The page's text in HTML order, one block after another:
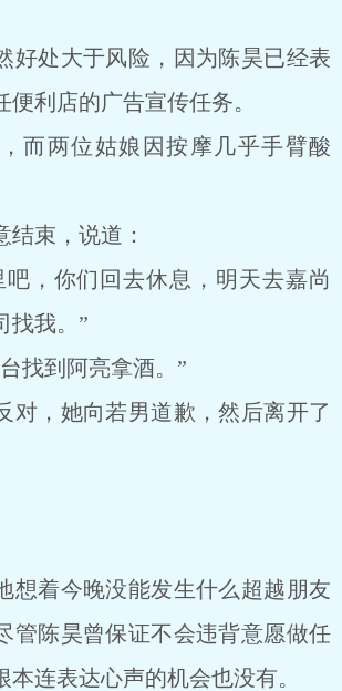
好处大于风险，因为陈昊已经表
便利店的广告宣传任务。
而两位姑娘因按摩几乎手臂酸
结束，说道：
吧，你们回去休息，明天去嘉尚
找我。”
找到阿亮拿酒。”
对，她向若男道歉，然后离开了
想着今晚没能发生什么超越朋友
管陈昊曾保证不会违背意愿做任
本连表达心声的机会也没有。